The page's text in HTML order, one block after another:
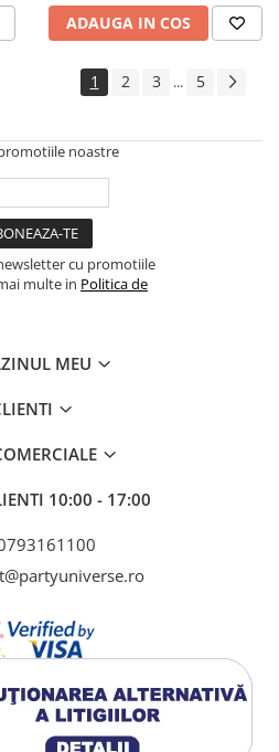
ADAUGA IN COS
1 2 3 ... 5
noastre
cu promotiile
multe in Politica de
MEU
10:00 - 17:00